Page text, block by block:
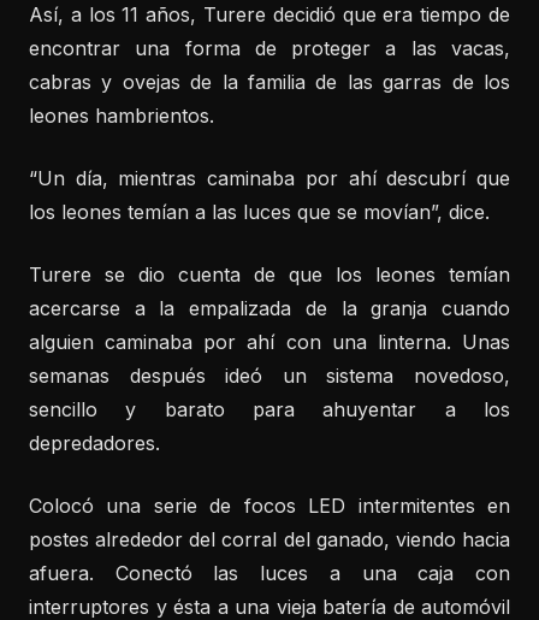
Así, a los 11 años, Turere decidió que era tiempo de
encontrar una forma de proteger a las vacas,
cabras y ovejas de la familia de las garras de los
leones hambrientos.
“Un día, mientras caminaba por ahí descubrí que
los leones temían a las luces que se movían”, dice.
Turere se dio cuenta de que los leones temían
acercarse a la empalizada de la granja cuando
alguien caminaba por ahí con una linterna. Unas
semanas después ideó un sistema novedoso,
sencillo y barato para ahuyentar a los
depredadores.
Colocó una serie de focos LED intermitentes en
postes alrededor del corral del ganado, viendo hacia
afuera. Conectó las luces a una caja con
interruptores y ésta a una vieja batería de automóvil